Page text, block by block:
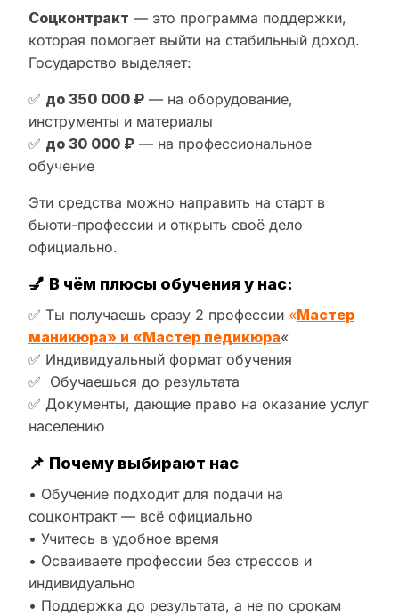
Соцконтракт — это программа поддержки,
которая помогает выйти на стабильный доход.
Государство выделяет:
✅ до 350 000 ₽ — на оборудование,
инструменты и материалы
✅ до 30 000 ₽ — на профессиональное
обучение
Эти средства можно направить на старт в
бьюти-профессии и открыть своё дело
официально.
💅 В чём плюсы обучения у нас:
✅ Ты получаешь сразу 2 профессии «Мастер
маникюра» и «Мастер педикюра«
✅ Индивидуальный формат обучения
✅ Обучаешься до результата
✅ Документы, дающие право на оказание услуг
населению
📌 Почему выбирают нас
• Обучение подходит для подачи на
соцконтракт — всё официально
• Учитесь в удобное время
• Осваиваете профессии без стрессов и
индивидуально
• Поддержка до результата, а не по срокам